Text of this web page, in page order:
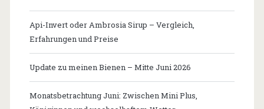
Api-Invert oder Ambrosia Sirup – Vergleich,
Erfahrungen und Preise
Update zu meinen Bienen – Mitte Juni 2026
Monatsbetrachtung Juni: Zwischen Mini Plus,